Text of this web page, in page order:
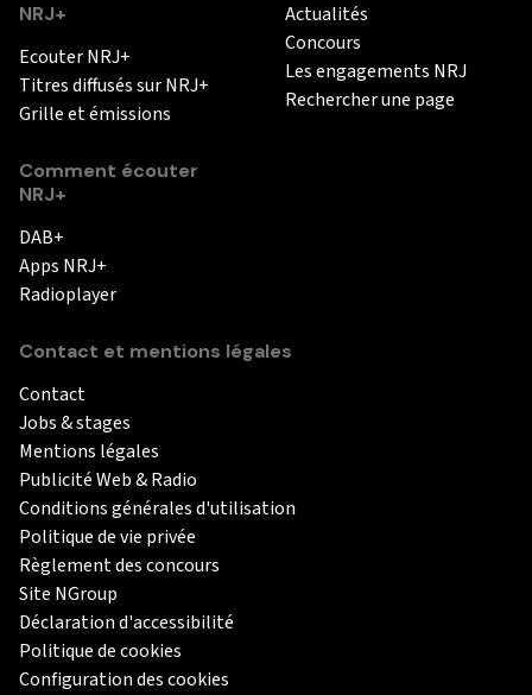
NRJ+
Ecouter NRJ+
Titres diffusés sur NRJ+
Grille et émissions
Comment écouter
NRJ+
DAB+
Apps NRJ+
Radioplayer
Actualités
Concours
Les engagements NRJ
Rechercher une page
Contact et mentions légales
Contact
Jobs & stages
Mentions légales
Publicité Web & Radio
Conditions générales d'utilisation
Politique de vie privée
Règlement des concours
Site NGroup
Déclaration d'accessibilité
Politique de cookies
Configuration des cookies